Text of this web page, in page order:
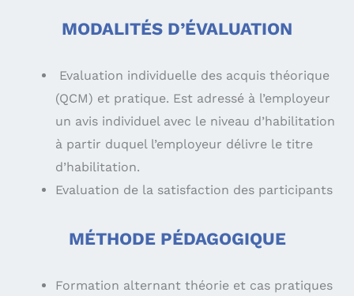
MODALITÉS D’ÉVALUATION
Evaluation individuelle des acquis théorique
(QCM) et pratique. Est adressé à l’employeur
un avis individuel avec le niveau d’habilitation
à partir duquel l’employeur délivre le titre
d’habilitation.
Evaluation de la satisfaction des participants
MÉTHODE PÉDAGOGIQUE
Formation alternant théorie et cas pratiques